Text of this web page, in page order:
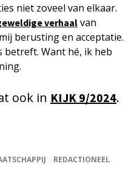
niet zoveel van elkaar.
verhaal van
berusting en acceptatie.
betreft. Want hé, ik heb
ook in KIJK 9/2024.
REDACTIONEEL